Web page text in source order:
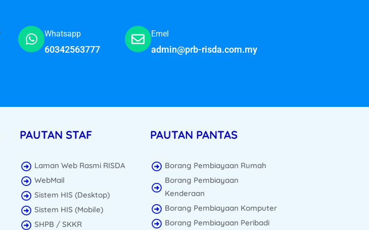
Whatsapp
60342563777
Emel
admin@prb-risda.com.my
PAUTAN STAF
Laman Web Rasmi RISDA
WebMail
Sistem HIS (Desktop)
Sistem HIS (Mobile)
SHPB / SKKR
PAUTAN PANTAS
Borang Pembiayaan Rumah
Borang Pembiayaan
Kenderaan
Borang Pembiayaan Komputer
Borang Pembiayaan Peribadi